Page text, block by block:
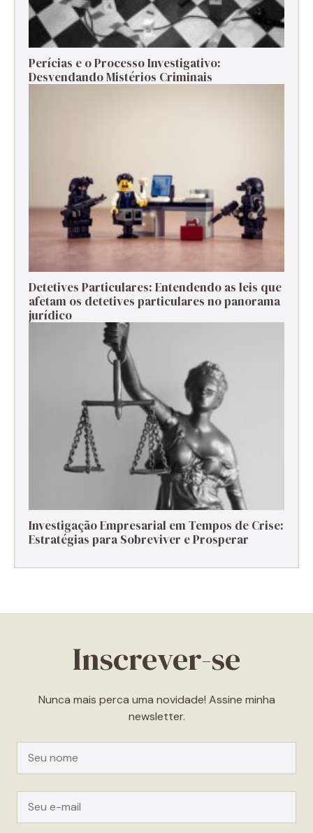
Perícias e o Processo Investigativo:
Desvendando Mistérios Criminais
Detetives Particulares: Entendendo as leis que
afetam os detetives particulares no panorama
jurídico
Investigação Empresarial em Tempos de Crise:
Estratégias para Sobreviver e Prosperar
Inscrever-se
Nunca mais perca uma novidade! Assine minha
newsletter.